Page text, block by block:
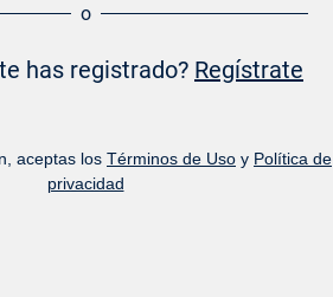
o
has registrado? Regístrate
aceptas los Términos de Uso y Política de
privacidad